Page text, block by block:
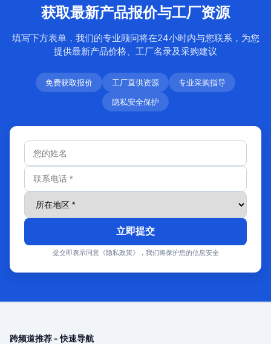
获取最新产品报价与工厂资源
填写下方表单，我们的专业顾问将在24小时内与您联系，为您
提供最新产品价格、工厂名录及采购建议
免费获取报价 工厂直供资源
专业采购指导
隐私安全保护
立即提交
提交即表示同意《隐私政策》，我们将保护您的信息安全
跨频道推荐 - 快速导航